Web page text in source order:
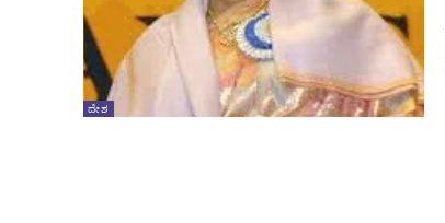
ದೇಶ